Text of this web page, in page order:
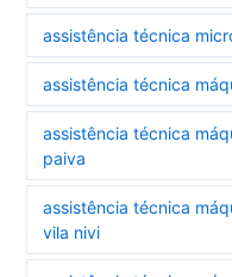
assistência técnica
assistência técnica
assistência técnica
paiva
assistência técnica
vila nivi